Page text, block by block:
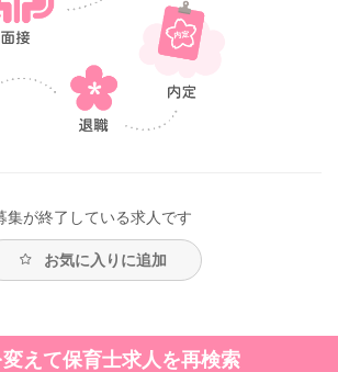
集が終了している求人です
お気に入りに追加
えて保育士求人を再検索